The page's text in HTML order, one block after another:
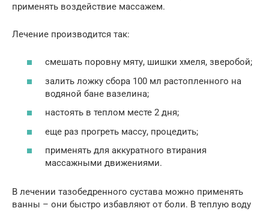
применять воздействие массажем.
Лечение производится так:
смешать поровну мяту, шишки хмеля, зверобой;
залить ложку сбора 100 мл растопленного на
водяной бане вазелина;
настоять в теплом месте 2 дня;
еще раз прогреть массу, процедить;
применять для аккуратного втирания
массажными движениями.
В лечении тазобедренного сустава можно применять
ванны – они быстро избавляют от боли. В теплую воду